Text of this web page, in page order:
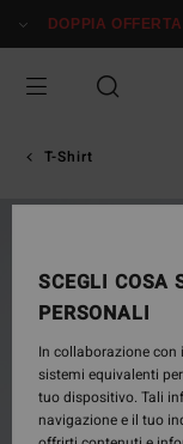
alle
prodotto
DOPPIA OFFERTA
T-Shirt
SCEGLI COSA
PERSONALI
In collaborazione
sistemi equivalenti
tuo dispositivo. Tali
navigazione e il tuo